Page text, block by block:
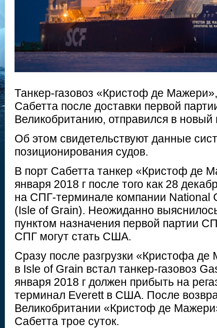
Танкер-газовоз «Кристоф де
Сабетта после доставки первой
Великобританию, отправился в
Об этом свидетельствуют данные
позиционирования судов.
В порт Сабетта танкер «Кристоф де
января 2018 г после того как 28
на СПГ-терминале компании National
(Isle of Grain). Неожиданно
пунктом назначения первой партии
СПГ могут стать США.
Cразу после разгрузки «Кристофа де
в Isle of Grain встал танкер-газовоз
января 2018 г должен прибыть на
терминал Everett в США. После
Великобритании «Кристоф де
Сабетта трое суток.